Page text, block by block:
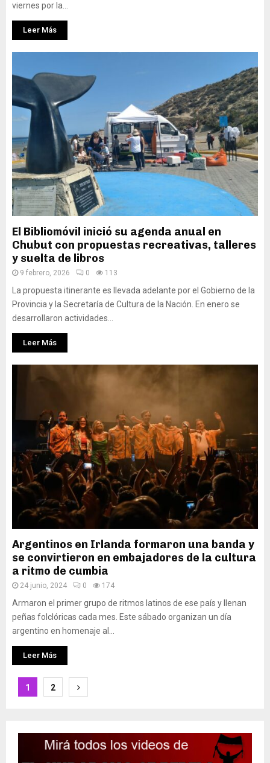
viernes por la...
Leer Más
El Bibliomóvil inició su agenda anual en
Chubut con propuestas recreativas, talleres
y suelta de libros
9 febrero, 2026 0 113
La propuesta itinerante es llevada adelante por el Gobierno de la
Provincia y la Secretaría de Cultura de la Nación. En enero se
desarrollaron actividades...
Leer Más
Argentinos en Irlanda formaron una banda y
se convirtieron en embajadores de la cultura
a ritmo de cumbia
24 junio, 2024 0 174
Armaron el primer grupo de ritmos latinos de ese país y llenan
peñas folclóricas cada mes. Este sábado organizan un día
argentino en homenaje al...
Leer Más
Paginación
entradas
1 2